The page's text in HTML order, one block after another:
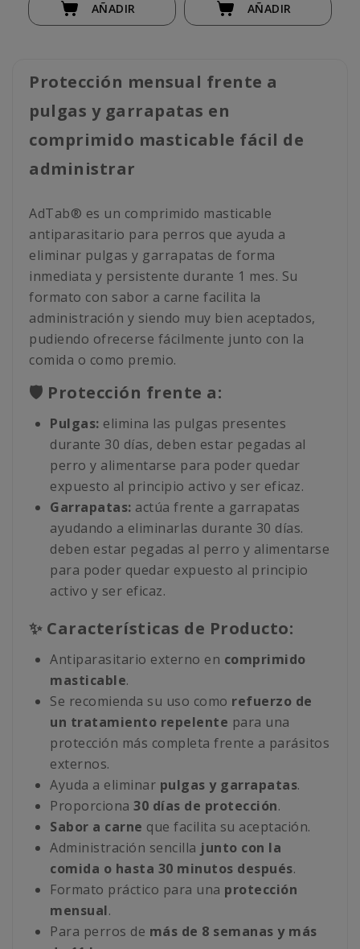
AÑADIR AÑADIR
Protección mensual frente a
pulgas y garrapatas en
comprimido masticable fácil de
administrar
AdTab® es un comprimido masticable
antiparasitario para perros que ayuda a
eliminar pulgas y garrapatas de forma
inmediata y persistente durante 1 mes. Su
formato con sabor a carne facilita la
administración y siendo muy bien aceptados,
pudiendo ofrecerse fácilmente junto con la
comida o como premio.
🛡️ Protección frente a:
Pulgas: elimina las pulgas presentes
durante 30 días, deben estar pegadas al
perro y alimentarse para poder quedar
expuesto al principio activo y ser eficaz.
Garrapatas: actúa frente a garrapatas
ayudando a eliminarlas durante 30 días.
deben estar pegadas al perro y alimentarse
para poder quedar expuesto al principio
activo y ser eficaz.
✨ Características de Producto:
Antiparasitario externo en comprimido
masticable.
Se recomienda su uso como refuerzo de
un tratamiento repelente para una
protección más completa frente a parásitos
externos.
Ayuda a eliminar pulgas y garrapatas.
Proporciona 30 días de protección.
Sabor a carne que facilita su aceptación.
Administración sencilla junto con la
comida o hasta 30 minutos después.
Formato práctico para una protección
mensual.
Para perros de más de 8 semanas y más